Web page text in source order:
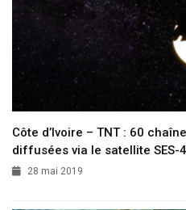
Côte d’Ivoire – TNT : 60
diffusées via le satellite SES-4
28 mai 2019